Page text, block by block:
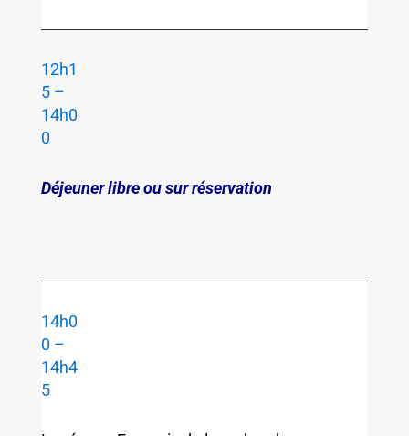
12h1
5 –
14h0
0
Déjeuner libre ou sur réservation
14h0
0 –
14h4
5